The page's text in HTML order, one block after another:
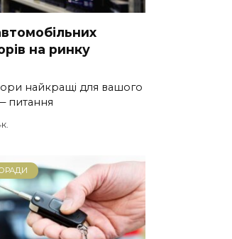
на ринку
найкращі для вашого
питання